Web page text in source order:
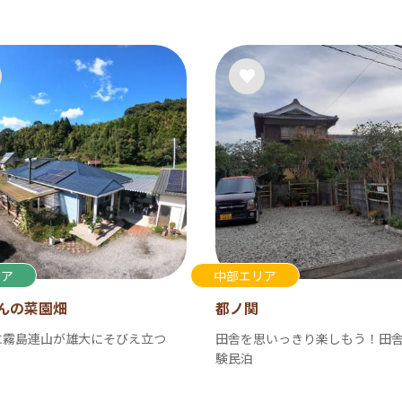
の菜園畑
島連山が雄大にそびえ立つ
中部エリア
都ノ関
田舎を思いっきり楽しもう！田
験民泊